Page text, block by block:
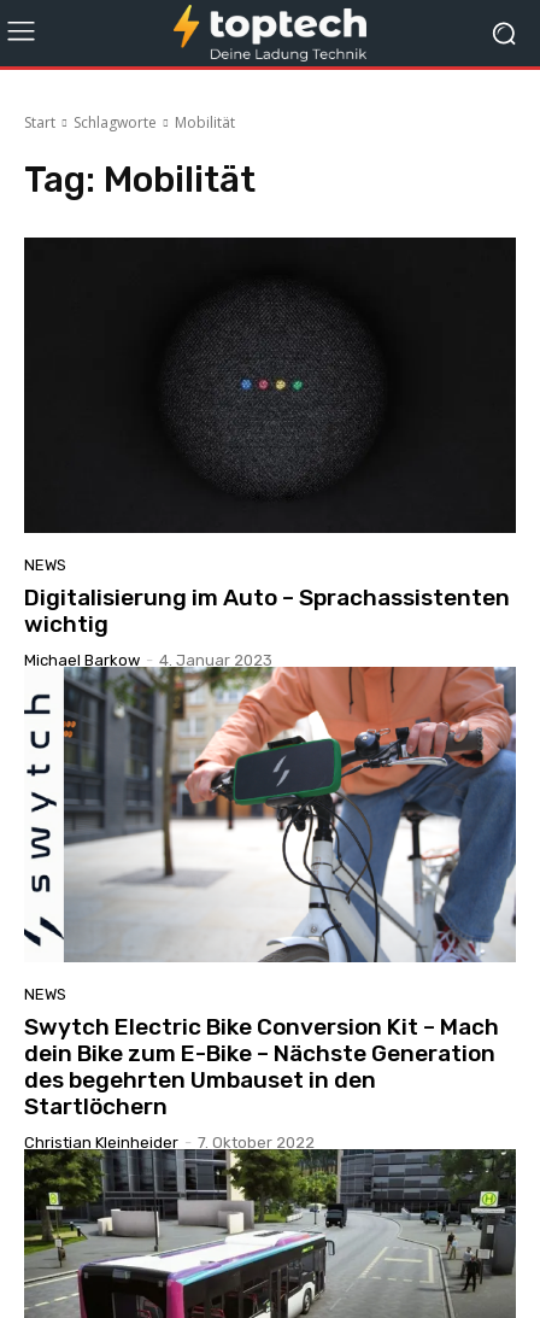
Start Schlagworte Mobilität
Tag: Mobilität
NEWS
Digitalisierung im Auto – Sprachassistenten
wichtig
Michael Barkow - 4. Januar 2023
NEWS
Swytch Electric Bike Conversion Kit – Mach
dein Bike zum E-Bike – Nächste Generation
des begehrten Umbauset in den
Startlöchern
Christian Kleinheider - 7. Oktober 2022